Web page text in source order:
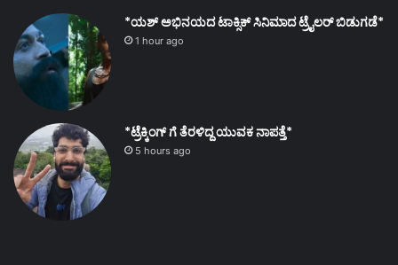
*ಯಶ್ ಅಭಿನಯದ ಟಾಕ್ಸಿಕ್ ಸಿನಿಮಾದ ಟ್ರೈಲರ್ ಬಿಡುಗಡೆ*
1 hour ago
*ಟ್ರೆಕ್ಕಿಂಗ್ ಗೆ ತೆರಳಿದ್ದ ಯುವಕ ನಾಪತ್ತೆ*
5 hours ago